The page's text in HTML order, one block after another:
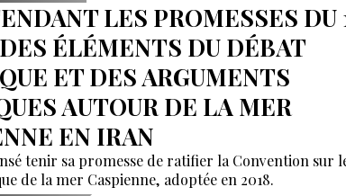
LES PROMESSES DU
ÉLÉMENTS DU DÉBAT
ET DES ARGUMENTS
AUTOUR DE LA MER
EN IRAN
tenir sa promesse de ratifier la Convention sur
de la mer Caspienne, adoptée en 2018.